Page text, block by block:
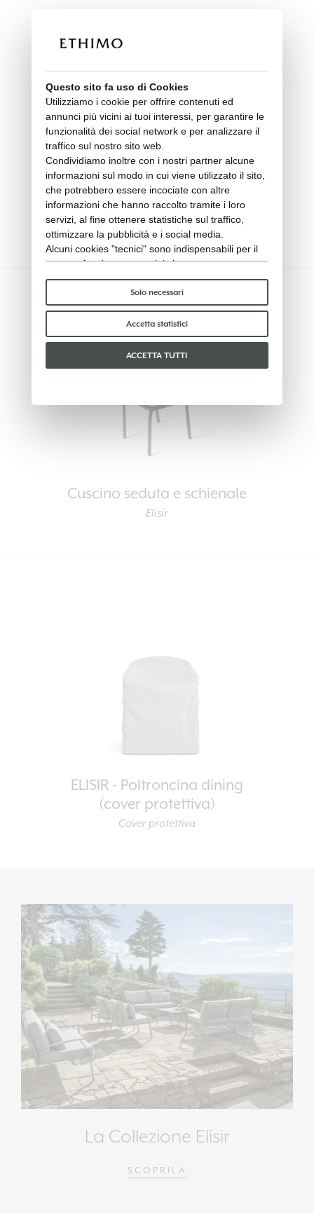
Cuscino sedia Elisir
Classic
Cuscino seduta e schienale
Elisir
ELISIR - Poltroncina dining
(cover protettiva)
Cover protettiva
La Collezione Elisir
SCOPRILA
Questo sito fa uso di Cookies
Utilizziamo i cookie per offrire contenuti ed
annunci più vicini ai tuoi interessi, per garantire le
funzionalità dei social network e per analizzare il
traffico sul nostro sito web.
Condividiamo inoltre con i nostri partner alcune
informazioni sul modo in cui viene utilizzato il sito,
che potrebbero essere incociate con altre
informazioni che hanno raccolto tramite i loro
servizi, al fine ottenere statistiche sul traffico,
ottimizzare la pubblicità e i social media.
Alcuni cookies "tecnici" sono indispensabili per il
corretto funzionamento del sito e non trattano o
condividono con terzi alcun dato personale. Per
saperne di più puoi consultare la nostra
policy.
Per favore, scegli quali cookie accettare:
Solo necessari
Accetta statistici
ACCETTA TUTTI